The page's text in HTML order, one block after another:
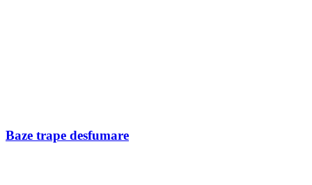
Baze trape desfumare